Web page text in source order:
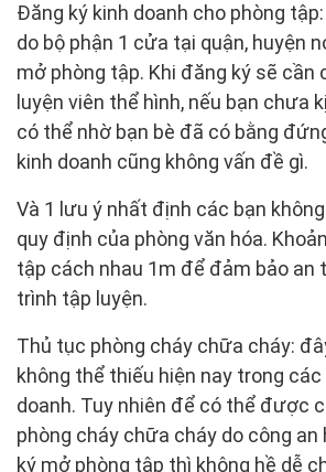
Đăng ký kinh doanh cho phòng
do bộ phận 1 cửa tại quận, huyện
mở phòng tập. Khi đăng ký sẽ cần
luyện viên thể hình, nếu bạn chưa
có thể nhờ bạn bè đã có bằng
kinh doanh cũng không vấn đề gì.
Và 1 lưu ý nhất định các bạn
quy định của phòng văn hóa.
tập cách nhau 1m để đảm bảo an
trình tập luyện.
Thủ tục phòng cháy chữa cháy:
không thể thiếu hiện nay trong các
doanh. Tuy nhiên để có thể được
phòng cháy chữa cháy do công an
ký mở phòng tập thì không hề dễ